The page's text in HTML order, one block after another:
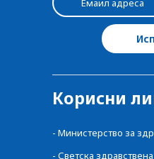
Корисни
- Министерство за
- Светска